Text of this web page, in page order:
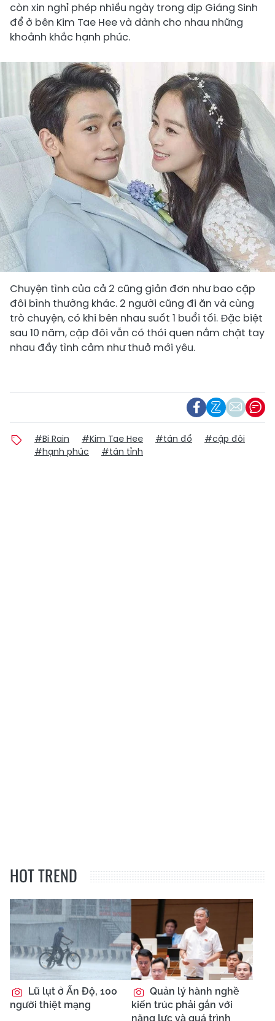
còn xin nghỉ phép nhiều ngày trong dịp Giáng Sinh
để ở bên Kim Tae Hee và dành cho nhau những
khoảnh khắc hạnh phúc.
Chuyện tình của cả 2 cũng giản đơn như bao cặp
đôi bình thường khác. 2 người cũng đi ăn và cùng
trò chuyện, có khi bên nhau suốt 1 buổi tối. Đặc biệt
sau 10 năm, cặp đôi vẫn có thói quen nắm chặt tay
nhau đầy tình cảm như thuở mới yêu.
#Bi Rain #Kim Tae Hee #tán đổ
#cặp đôi
#hạnh phúc
#tán tỉnh
HOT TREND
Lũ lụt ở Ấn Độ, 100
người thiệt mạng
Quản lý hành nghề
kiến trúc phải gắn với
năng lực và quá trình